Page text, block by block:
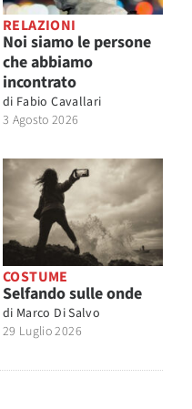
RELAZIONI
Noi siamo le persone
che abbiamo
incontrato
di Fabio Cavallari
3 Agosto 2026
COSTUME
Selfando sulle onde
di Marco Di Salvo
29 Luglio 2026